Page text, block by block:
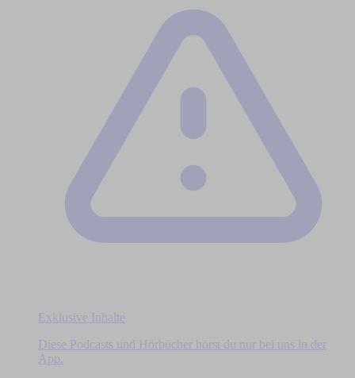
Exklusive Inhalte
Diese Podcasts und Hörbücher hörst du nur bei uns in der
App.